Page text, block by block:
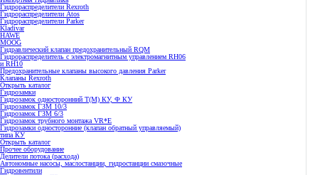
Гидрораспределители Rexroth
Гидрораспределители Atos
Гидрораспределители Parker
Kladivar
HAWE
MOOG
Гидравлический клапан предохранительный RQM
Гидрораспределитель с электромагнитным управлением RH06
и RH10
Предохранительные клапаны высокого давления Parker
Клапаны Rexroth
Открыть каталог
Гидрозамки
Гидрозамок односторонний Т(М) КУ, Ф КУ
Гидрозамок ГЗМ 10/3
Гидрозамок ГЗМ 6/3
Гидрозамок трубного монтажа VR*E
Гидрозамки односторонние (клапан обратный управляемый)
типа КУ
Открыть каталог
Прочее оборудование
Делители потока (расхода)
Автономные насосы, маслостанции, гидростанции смазочные
Гидровентили